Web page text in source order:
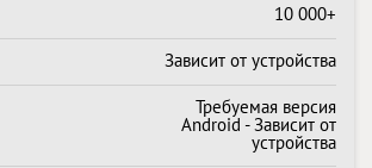
10 000+
Зависит от устройства
Требуемая версия
Android - Зависит от
устройства